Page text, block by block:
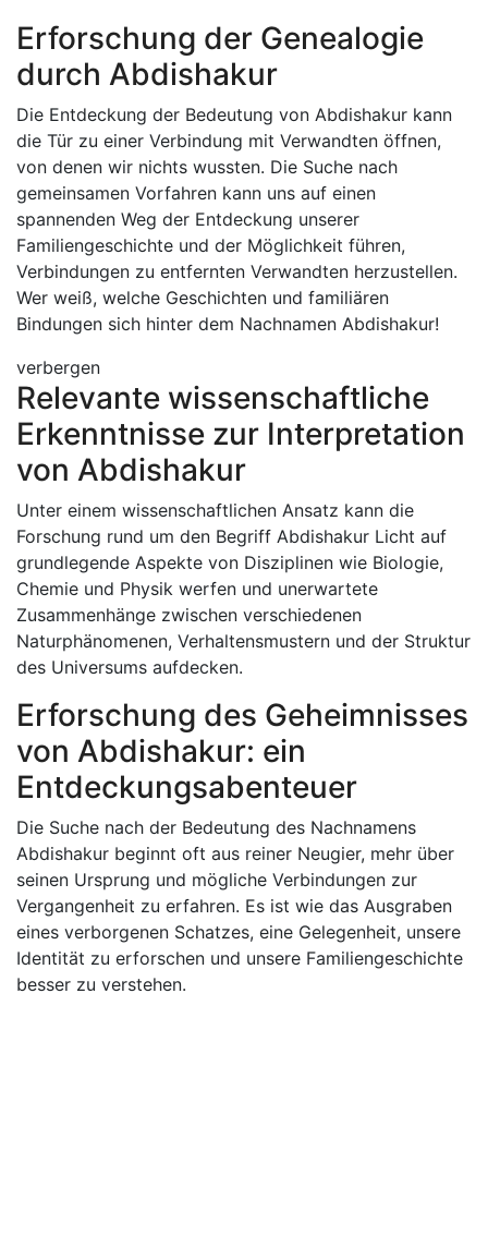
Erforschung der Genealogie
durch Abdishakur
Die Entdeckung der Bedeutung von Abdishakur kann
die Tür zu einer Verbindung mit Verwandten öffnen,
von denen wir nichts wussten. Die Suche nach
gemeinsamen Vorfahren kann uns auf einen
spannenden Weg der Entdeckung unserer
Familiengeschichte und der Möglichkeit führen,
Verbindungen zu entfernten Verwandten herzustellen.
Wer weiß, welche Geschichten und familiären
Bindungen sich hinter dem Nachnamen Abdishakur!
verbergen
Relevante wissenschaftliche
Erkenntnisse zur Interpretation
von Abdishakur
Unter einem wissenschaftlichen Ansatz kann die
Forschung rund um den Begriff Abdishakur Licht auf
grundlegende Aspekte von Disziplinen wie Biologie,
Chemie und Physik werfen und unerwartete
Zusammenhänge zwischen verschiedenen
Naturphänomenen, Verhaltensmustern und der Struktur
des Universums aufdecken.
Erforschung des Geheimnisses
von Abdishakur: ein
Entdeckungsabenteuer
Die Suche nach der Bedeutung des Nachnamens
Abdishakur beginnt oft aus reiner Neugier, mehr über
seinen Ursprung und mögliche Verbindungen zur
Vergangenheit zu erfahren. Es ist wie das Ausgraben
eines verborgenen Schatzes, eine Gelegenheit, unsere
Identität zu erforschen und unsere Familiengeschichte
besser zu verstehen.